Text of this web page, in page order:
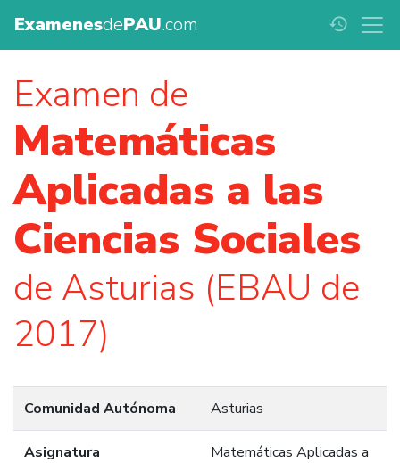
ExamenesdePAU.com history
Examen de
Matemáticas
Aplicadas a las
Ciencias Sociales
de Asturias (EBAU de
2017)
Comunidad Autónoma Asturias
Asignatura
Matemáticas Aplicadas a